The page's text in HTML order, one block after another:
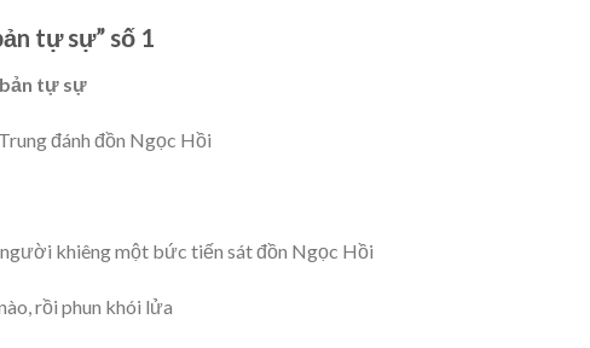
tự sự” số 1
tự sự
đánh đồn Ngọc Hồi
khiêng một bức tiến sát đồn Ngọc Hồi
rồi phun khói lửa